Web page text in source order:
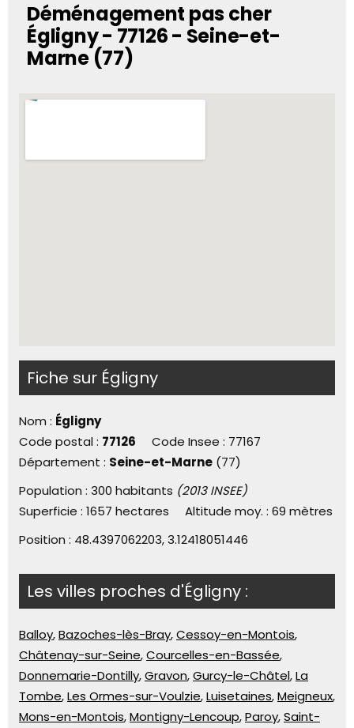
Déménagement pas cher
Égligny - 77126 - Seine-et-
Marne (77)
Fiche sur Égligny
Nom : Égligny
Code postal : 77126 Code Insee : 77167
Département : Seine-et-Marne (77)
Population : 300 habitants (2013 INSEE)
Superficie : 1657 hectares Altitude moy. : 69 mètres
Position : 48.4397062203, 3.12418051446
Les villes proches d'Égligny :
Balloy,Bazoches-lès-Bray,Cessoy-en-Montois,
Châtenay-sur-Seine,Courcelles-en-Bassée,
Donnemarie-Dontilly,Gravon,Gurcy-le-Châtel,La
Tombe,Les Ormes-sur-Voulzie,Luisetaines,Meigneux,
Mons-en-Montois,Montigny-Lencoup,Paroy,Saint-